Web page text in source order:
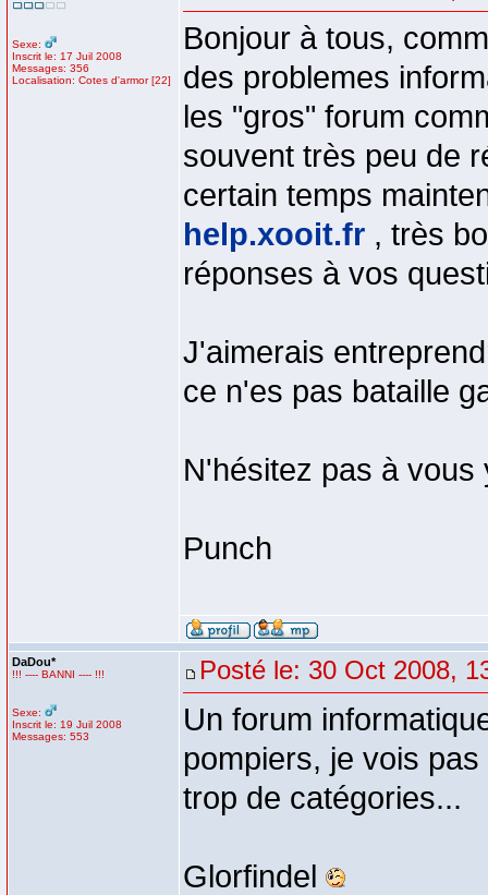
Sexe:
Inscrit le: 17 Juil 2008
Messages: 356
Localisation: Cotes d'armor [22]
Bonjour à tous,
des problemes
les "gros" forum
souvent très peu de
certain temps
help.xooit.fr , très
réponses à vos
J'aimerais
ce n'es pas bataille
N'hésitez pas à
Punch
DaDou*
!!! ---- BANNI ---- !!!
Sexe:
Inscrit le: 19 Juil 2008
Messages: 553
Posté le: 30 Oct 2008,
Un forum
pompiers, je vois
trop de catégories...
Glorfindel